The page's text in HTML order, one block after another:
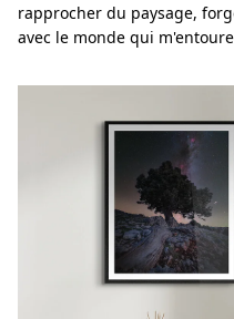
rapprocher du paysage,
avec le monde qui